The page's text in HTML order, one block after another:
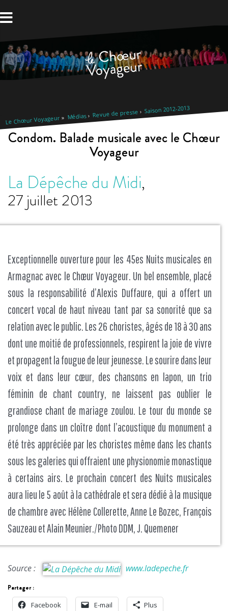
au
Le Chœur Voyageur Médias Revue de presse Saison 2012-2013
Condom. Balade musicale avec le Chœur
Voyageur
La Dépêche du Midi,
27 juillet 2013
Exceptionnelle ouverture pour les 45es Nuits musicales en
Armagnac avec le Chœur Voyageur. Un bel ensemble, placé
sous la responsabilité d’Alexis Duffaure, qui a offert un
concert vocal de haut niveau tant par sa sonorité que sa
relation avec le public. Les 26 choristes, âgés de 18 à 30 ans
dont une moitié de professionnels, respirent la joie de vivre
et propagent la fougue de leur jeunesse. Le sourire dans leur
voix et dans leur cœur, des chansons en lapon, un trio
féminin de chant country, ne laissent pas oublier le
grandiose chant de mariage zoulou. Le tour du monde se
prolonge dans un cloître dont l’acoustique du monument a
été très appréciée par les choristes même dans les chants
sous les galeries qui offraient une physionomie monastique
à certains airs. Le prochain concert des Nuits musicales
aura lieu le 5 août à la cathédrale et sera dédié à la musique
de chambre avec Hélène Collerette, Anne Le Bozec, François
Sauzeau et Alain Meunier./Photo DDM, J. Quemener
Source : www.ladepeche.fr
Partager :
Facebook
E-mail Plus